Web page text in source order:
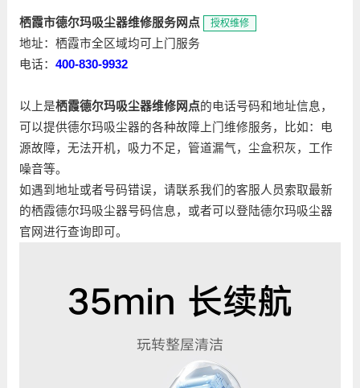
栖霞市德尔玛吸尘器维修服务网点 授权维修
地址：栖霞市全区域均可上门服务
电话： 400-830-9932
以上是栖霞德尔玛吸尘器维修网点的电话号码和地址信息，
可以提供德尔玛吸尘器的各种故障上门维修服务，比如：电
源故障，无法开机，吸力不足，管道漏气，尘盒积灰，工作
噪音等。
如遇到地址或者号码错误，请联系我们的客服人员索取最新
的栖霞德尔玛吸尘器号码信息，或者可以登陆德尔玛吸尘器
官网进行查询即可。